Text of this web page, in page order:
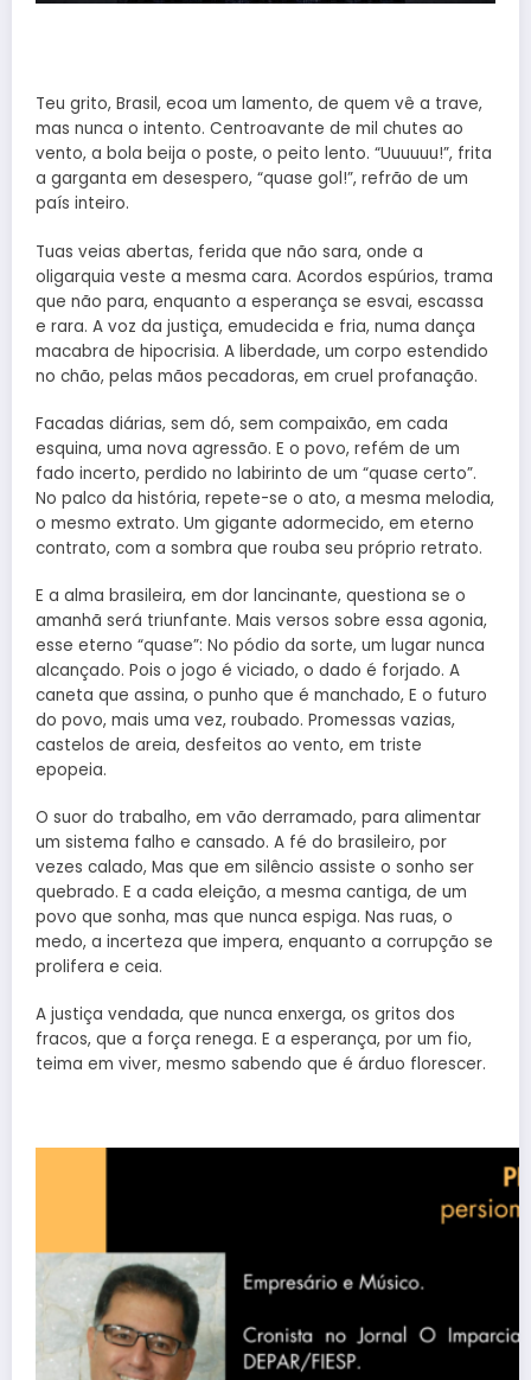
Teu grito, Brasil, ecoa um lamento, de quem vê a trave,
mas nunca o intento. Centroavante de mil chutes ao
vento, a bola beija o poste, o peito lento. “Uuuuuu!”, frita
a garganta em desespero, “quase gol!”, refrão de um
país inteiro.
Tuas veias abertas, ferida que não sara, onde a
oligarquia veste a mesma cara. Acordos espúrios, trama
que não para, enquanto a esperança se esvai, escassa
e rara. A voz da justiça, emudecida e fria, numa dança
macabra de hipocrisia. A liberdade, um corpo estendido
no chão, pelas mãos pecadoras, em cruel profanação.
Facadas diárias, sem dó, sem compaixão, em cada
esquina, uma nova agressão. E o povo, refém de um
fado incerto, perdido no labirinto de um “quase certo”.
No palco da história, repete-se o ato, a mesma melodia,
o mesmo extrato. Um gigante adormecido, em eterno
contrato, com a sombra que rouba seu próprio retrato.
E a alma brasileira, em dor lancinante, questiona se o
amanhã será triunfante. Mais versos sobre essa agonia,
esse eterno “quase”: No pódio da sorte, um lugar nunca
alcançado. Pois o jogo é viciado, o dado é forjado. A
caneta que assina, o punho que é manchado, E o futuro
do povo, mais uma vez, roubado. Promessas vazias,
castelos de areia, desfeitos ao vento, em triste
epopeia.
O suor do trabalho, em vão derramado, para alimentar
um sistema falho e cansado. A fé do brasileiro, por
vezes calado, Mas que em silêncio assiste o sonho ser
quebrado. E a cada eleição, a mesma cantiga, de um
povo que sonha, mas que nunca espiga. Nas ruas, o
medo, a incerteza que impera, enquanto a corrupção se
prolifera e ceia.
A justiça vendada, que nunca enxerga, os gritos dos
fracos, que a força renega. E a esperança, por um fio,
teima em viver, mesmo sabendo que é árduo florescer.